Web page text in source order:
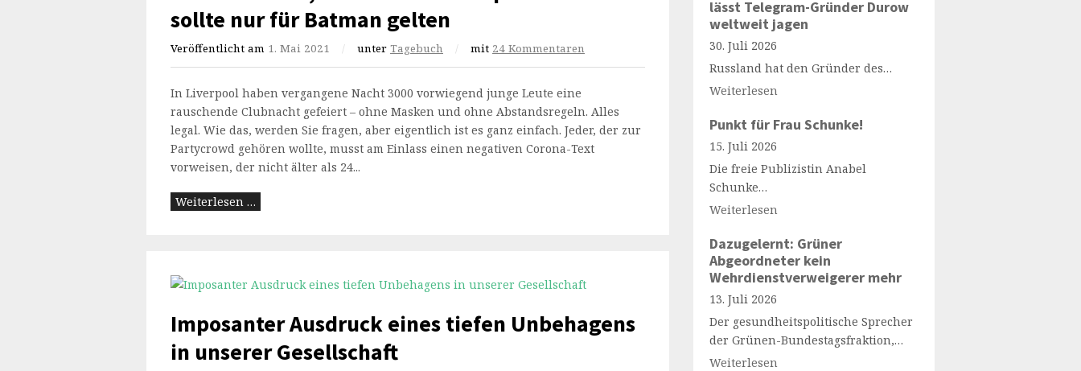
sollte nur für Batman gelten
Veröffentlicht am 1. Mai 2021 / unter Tagebuch / mit 24 Kommentaren
In Liverpool haben vergangene Nacht 3000 vorwiegend junge Leute eine
rauschende Clubnacht gefeiert – ohne Masken und ohne Abstandsregeln. Alles
legal. Wie das, werden Sie fragen, aber eigentlich ist es ganz einfach. Jeder, der zur
Partycrowd gehören wollte, musst am Einlass einen negativen Corona-Text
vorweisen, der nicht älter als 24...
Weiterlesen …
Imposanter Ausdruck eines tiefen Unbehagens
in unserer Gesellschaft
lässt Telegram-Gründer Durow
weltweit jagen
30. Juli 2026
Russland hat den Gründer des…
Weiterlesen
Punkt für Frau Schunke!
15. Juli 2026
Die freie Publizistin Anabel
Schunke…
Weiterlesen
Dazugelernt: Grüner
Abgeordneter kein
Wehrdienstverweigerer mehr
13. Juli 2026
Der gesundheitspolitische Sprecher
der Grünen-Bundestagsfraktion,…
Weiterlesen